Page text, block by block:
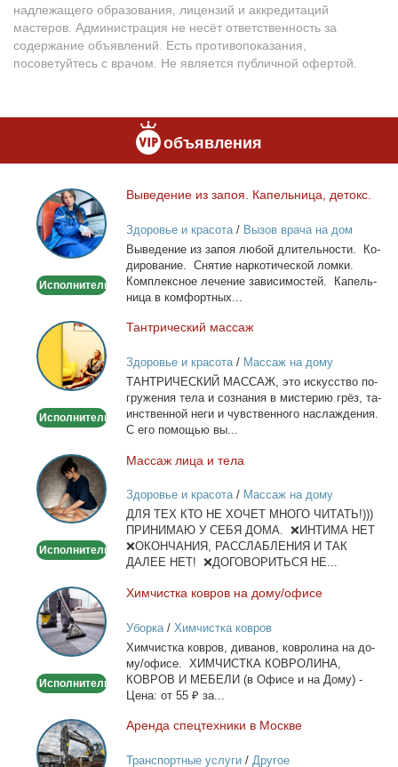
надлежащего образования, лицензий и аккредитаций
мастеров. Администрация не несёт ответственность за
содержание объявлений. Есть противопоказания,
посоветуйтесь с врачом. Не является публичной офертой.
объявления
Выведение
из
запоя.
Капельница,
Исполнитель
Вы­ве­де­ние из за­поя. Ка­пель­ни­ца, де­токс.
Здоровье и красота/ Вызов врача на дом
Вы­ве­де­ние из за­поя лю­бой дли­тель­но­сти. Ко­
ди­ро­ва­ние. Сня­тие нар­ко­ти­че­ской лом­ки.
Ком­плекс­ное ле­че­ние за­ви­си­мо­стей. Ка­пель­
ни­ца в ком­форт­ных...
Тантрический
массаж
Исполнитель
Тан­три­че­ский мас­саж
Здоровье и красота/ Массаж на дому
ТАНТРИЧЕСКИЙ МАССАЖ, это ис­кус­ство по­
гру­же­ния те­ла и со­зна­ния в ми­сте­рию грёз, та­
ин­ствен­ной неги и чув­ствен­но­го на­сла­жде­ния.
С его по­мо­щью вы...
Массаж
лица
и
тела
Исполнитель
Мас­саж ли­ца и те­ла
Здоровье и красота/ Массаж на дому
ДЛЯ ТЕХ КТО НЕ ХОЧЕТ МНОГО ЧИТАТЬ!)))
ПРИНИМАЮ У СЕБЯ ДОМА. ❌ИНТИМА НЕТ
❌ОКОНЧАНИЯ, РАССЛАБЛЕНИЯ И ТАК
ДАЛЕЕ НЕТ! ❌ДОГОВОРИТЬСЯ НЕ...
Химчистка
ковров
на
дому/
Исполнитель
Хим­чист­ка ков­ров на до­му/офи­се
Уборка/ Химчистка ковров
Хим­чист­ка ков­ров, ди­ва­нов, ков­ро­ли­на на до­
му/офи­се. ХИМЧИСТКА КОВРОЛИНА,
КОВРОВ И МЕБЕЛИ (в Офи­се и на До­му) -
Це­на: от 55 ₽ за...
Аренда
спецтехники
Арен­да спец­тех­ни­ки в Москве
Транспортные услуги/ Другое